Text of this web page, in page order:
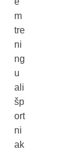
m
tre
ni
ng
u
ali
šp
ort
ni
ak